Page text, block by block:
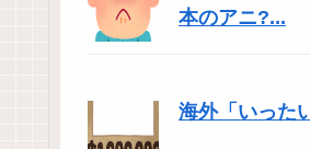
本のアニ?...
海外「いった